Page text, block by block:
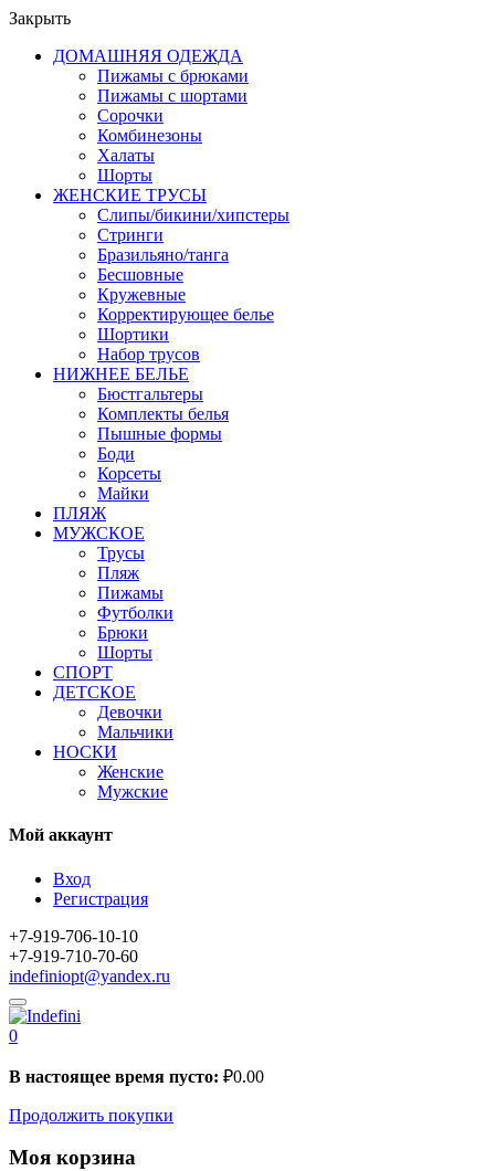
Закрыть
ДОМАШНЯЯ ОДЕЖДА
Пижамы с брюками
Пижамы с шортами
Сорочки
Комбинезоны
Халаты
Шорты
ЖЕНСКИЕ ТРУСЫ
Слипы/бикини/хипстеры
Стринги
Бразильяно/танга
Бесшовные
Кружевные
Корректирующее белье
Шортики
Набор трусов
НИЖНЕЕ БЕЛЬЕ
Бюстгальтеры
Комплекты белья
Пышные формы
Боди
Корсеты
Майки
ПЛЯЖ
МУЖСКОЕ
Трусы
Пляж
Пижамы
Футболки
Брюки
Шорты
СПОРТ
ДЕТСКОЕ
Девочки
Мальчики
НОСКИ
Женские
Мужские
Мой аккаунт
Вход
Регистрация
+7-919-706-10-10
+7-919-710-70-60
indefiniopt@yandex.ru
0
В настоящее время пусто: ₽0.00
Продолжить покупки
Моя корзина